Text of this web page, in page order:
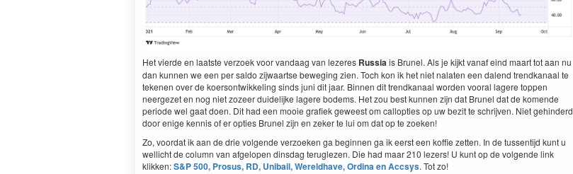
Het vierde en laatste verzoek voor vandaag van lezeres Russiais Brunel. Als je kijkt vanaf eind maart tot aan nu
dan kunnen we een per saldo zijwaartse beweging zien. Toch kon ik het niet nalaten een dalend trendkanaal te
tekenen over de koersontwikkeling sinds juni dit jaar. Binnen dit trendkanaal worden vooral lagere toppen
neergezet en nog niet zozeer duidelijke lagere bodems. Het zou best kunnen zijn dat Brunel dat de komende
periode wel gaat doen. Dit had een mooie grafiek geweest om callopties op uw bezit te schrijven. Niet gehinderd
door enige kennis of er opties Brunel zijn en zeker te lui om dat op te zoeken!
Zo, voordat ik aan de drie volgende verzoeken ga beginnen ga ik eerst een koffie zetten. In de tussentijd kunt u
wellicht de column van afgelopen dinsdag teruglezen. Die had maar 210 lezers! U kunt op de volgende link
klikken:S&P 500, Prosus, RD, Unibail, Wereldhave, Ordina en Accsys. Tot zo!